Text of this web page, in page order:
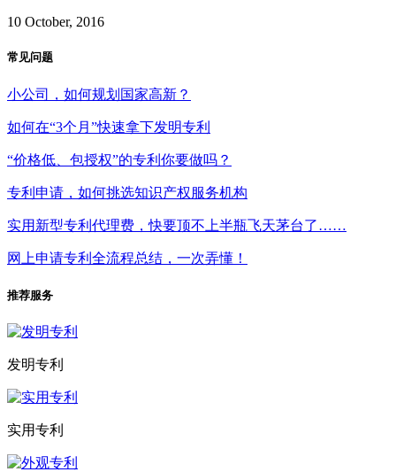
10 October, 2016
常见问题
小公司，如何规划国家高新？
如何在“3个月”快速拿下发明专利
“价格低、包授权”的专利你要做吗？
专利申请，如何挑选知识产权服务机构
实用新型专利代理费，快要顶不上半瓶飞天茅台了……
网上申请专利全流程总结，一次弄懂！
推荐服务
发明专利
实用专利